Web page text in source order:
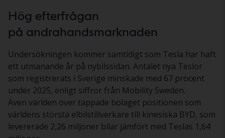
Hög efterfrågan
på andrahandsmarknaden
Undersökningen kommer samtidigt som Tesla har haft
ett utmanande år på nybilssidan. Antalet nya Teslor
som registrerats i Sverige minskade med 67 procent
under 2025, enligt siffror från Mobility Sweden.
Även världen över tappade bolaget positionen som
världens största elbilstillverkare till kinesiska BYD, som
levererade 2,26 miljoner bilar jämfört med Teslas 1,64